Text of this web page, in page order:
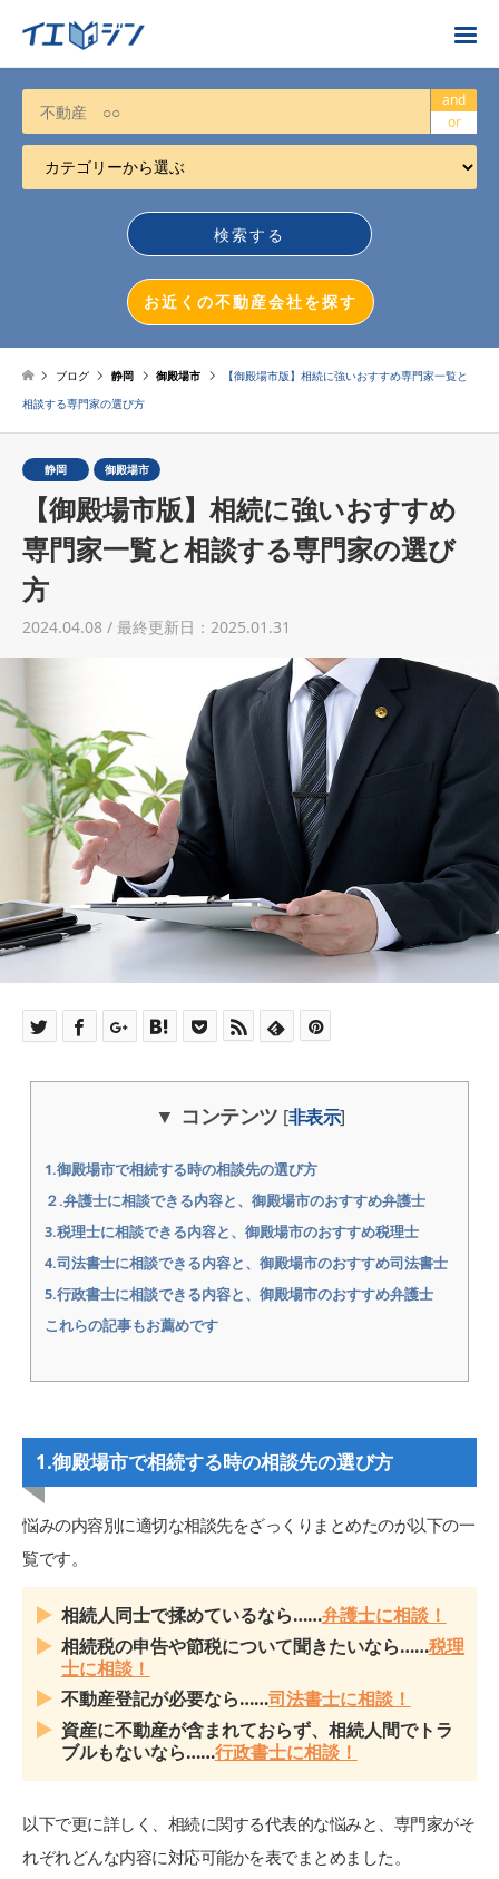
お近くの不動産会社を探す
カテゴリーから選ぶ
不動産売却
不動産投資
マンション売却
土地売却
税金について
運営会社
利用規約について
掲載受付窓口はこちら
and
or
お近くの不動産会社を探す
ブログ 静岡 御殿場市
【御殿場市版】相続に強いおすすめ専門家一覧と
相談する専門家の選び方
静岡 御殿場市
【御殿場市版】相続に強いおすすめ
専門家一覧と相談する専門家の選び
方
2024.04.08 / 最終更新日：2025.01.31
コンテンツ [非表示]
1.御殿場市で相続する時の相談先の選び方
２.弁護士に相談できる内容と、御殿場市のおすすめ弁護士
3.税理士に相談できる内容と、御殿場市のおすすめ税理士
4.司法書士に相談できる内容と、御殿場市のおすすめ司法書士
5.行政書士に相談できる内容と、御殿場市のおすすめ弁護士
これらの記事もお薦めです
1.御殿場市で相続する時の相談先の選び方
悩みの内容別に適切な相談先をざっくりまとめたのが以下の一
覧です。
相続人同士で揉めているなら……弁護士に相談！
相続税の申告や節税について聞きたいなら……税理
士に相談！
不動産登記が必要なら……司法書士に相談！
資産に不動産が含まれておらず、相続人間でトラ
ブルもないなら……行政書士に相談！
以下で更に詳しく、相続に関する代表的な悩みと、専門家がそ
れぞれどんな内容に対応可能かを表でまとめました。